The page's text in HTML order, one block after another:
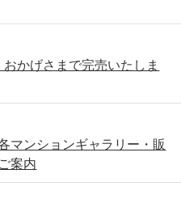
おかげさまで完売いたしま
マンションギャラリー・販
案内